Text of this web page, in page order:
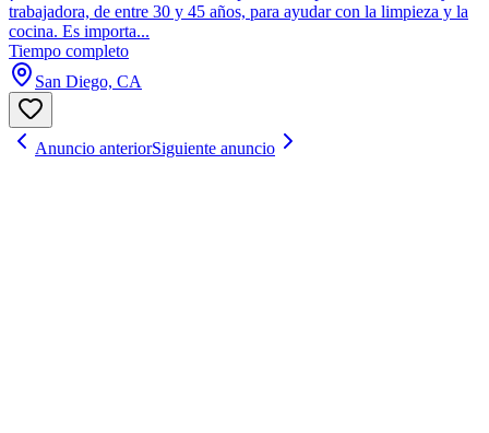
trabajadora, de entre 30 y 45 años, para ayudar con la limpieza y la
cocina. Es importa...
Tiempo completo
San Diego, CA
Anuncio anteriorSiguiente anuncio